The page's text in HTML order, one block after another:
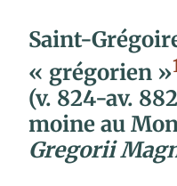
Saint-
« grégorien »
(v. 824-av.
moine au
Gregorii